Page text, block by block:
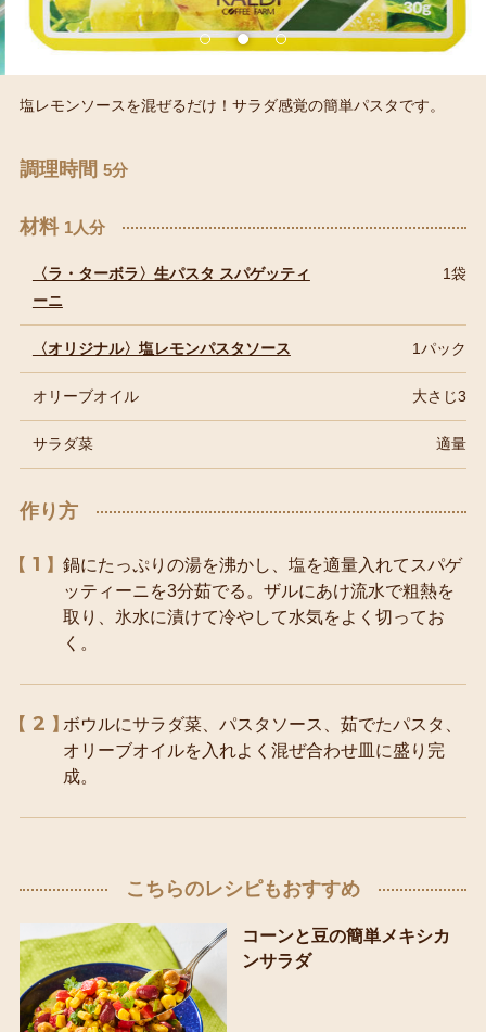
塩レモンソースを混ぜるだけ！サラダ感覚の簡単パスタです。
調理時間 5分
材料 1人分
〈ラ・ターボラ〉生パスタ スパゲッティ
ーニ
1袋
〈オリジナル〉塩レモンパスタソース 1パック
オリーブオイル 大さじ3
サラダ菜 適量
作り方
1
鍋にたっぷりの湯を沸かし、塩を適量入れてスパゲ
ッティーニを3分茹でる。ザルにあけ流水で粗熱を
取り、氷水に漬けて冷やして水気をよく切ってお
く。
2
ボウルにサラダ菜、パスタソース、茹でたパスタ、
オリーブオイルを入れよく混ぜ合わせ皿に盛り完
成。
こちらのレシピもおすすめ
コーンと豆の簡単メキシカ
ンサラダ